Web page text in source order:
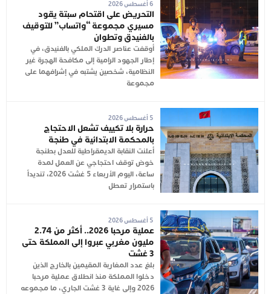
6 أغسطس 2026
التحريض على اقتحام سبتة يقود
مسيري مجموعة “واتساب” للتوقيف
بالفنيدق وتطوان
أوقفت عناصر الدرك الملكي بالفنيدق، في
إطار الجهود الرامية إلى مكافحة الهجرة غير
النظامية، شخصين يشتبه في إشرافهما على
مجموعة
5 أغسطس 2026
حرارة بلا تكييف تشعل الاحتجاج
بالمحكمة الابتدائية في طنجة
أعلنت النقابة الديمقراطية للعدل بطنجة
خوض توقف احتجاجي عن العمل لمدة
ساعة، اليوم الأربعاء 5 غشت 2026، تنديداً
باستمرار تعطل
5 أغسطس 2026
عملية مرحبا 2026.. أكثر من 2.74
مليون مغربي عبروا إلى المملكة حتى
3 غشت
بلغ عدد المغاربة المقيمين بالخارج الذين
دخلوا المملكة منذ انطلاق عملية مرحبا
2026 وإلى غاية 3 غشت الجاري، ما مجموعه